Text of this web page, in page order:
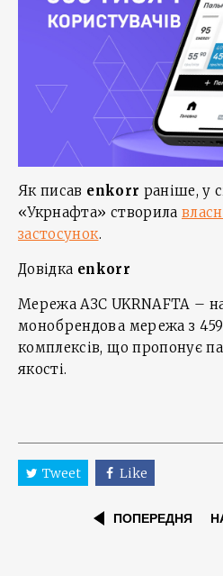
Як писав enkorr раніше, у
«Укрнафта» створила
застосунок.
Довідка enkorr
Мережа АЗС UKRNAFTA –
монобрендова мережа з
комплексів, що пропонує
якості.
Tweet Like
ПОПЕРЕДНЯ